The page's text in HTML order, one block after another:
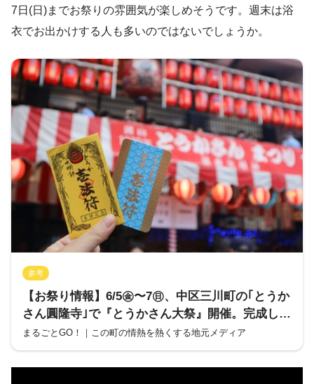
7日(日)までお祭りの雰囲気が楽しめそうです。週末は浴
衣でお出かけする人も多いのではないでしょうか。
参考
【お祭り情報】6/5㊎〜7㊐、中区三川町の｢とうか
さん圓隆寺｣で『とうかさん大祭』開催。完成した
今年のCMが公式SNSで公開中。
まるごとGO！｜この町の情熱を熱くする地元メディア